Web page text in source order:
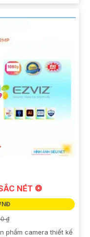
NÉT ❂
₫
phẩm camera thiết kế